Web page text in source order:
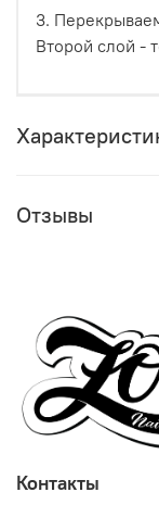
3.
Второй слой -
Отзывы
Контакты